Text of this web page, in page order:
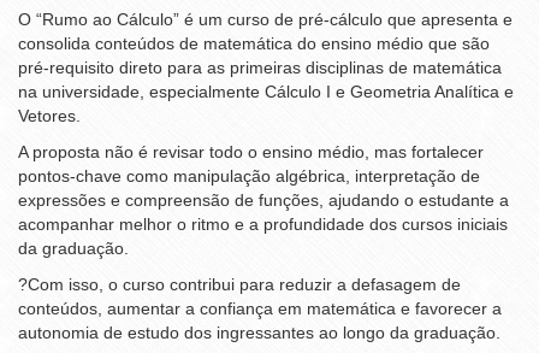
O “Rumo ao Cálculo” é um curso de pré-cálculo que apresenta e
consolida conteúdos de matemática do ensino médio que são
pré-requisito direto para as primeiras disciplinas de matemática
na universidade, especialmente Cálculo I e Geometria Analítica e
Vetores.
A proposta não é revisar todo o ensino médio, mas fortalecer
pontos-chave como manipulação algébrica, interpretação de
expressões e compreensão de funções, ajudando o estudante a
acompanhar melhor o ritmo e a profundidade dos cursos iniciais
da graduação.
?Com isso, o curso contribui para reduzir a defasagem de
conteúdos, aumentar a confiança em matemática e favorecer a
autonomia de estudo dos ingressantes ao longo da graduação.